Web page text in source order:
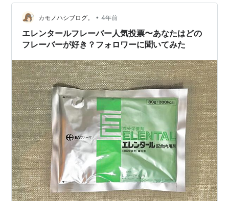
食。ただし３食ともごはんはおかゆ。おかずはサラダや
みそ汁など脂質を抑えたもの。それでも最高においしか
ったです！ ■入院７日目以降 ・・・おかゆが普通のごは
んに変更。おかずは同様に脂質抑制…
カモノハシブログ。 • 4年前
エレンタールフレーバー人気投票〜あなたはどの
フレーバーが好き？フォロワーに聞いてみた